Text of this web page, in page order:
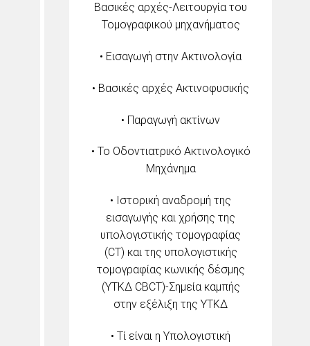
Βασικές αρχές-Λειτουργία του
Τομογραφικού μηχανήματος
• Εισαγωγή στην Ακτινολογία
• Βασικές αρχές Ακτινοφυσικής
• Παραγωγή ακτίνων
• Το Οδοντιατρικό Ακτινολογικό
Μηχάνημα
• Ιστορική αναδρομή της
εισαγωγής και χρήσης της
υπολογιστικής τομογραφίας
(CT) και της υπολογιστικής
τομογραφίας κωνικής δέσμης
(ΥΤΚΔ CBCT)-Σημεία καμπής
στην εξέλιξη της ΥΤΚΔ
• Τί είναι η Υπολογιστική